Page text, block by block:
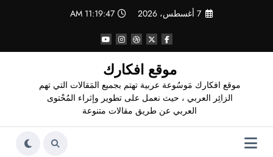
7 أغسطس، 2026 11:19:48 AM
موقع افكارك
موقع افكارك مَوسُوعة عربية تهتم بجميع المَقالات التي تهم
الزائِر العربي ، حيث نعمل على تطوير وإثراء المُحْتوى
العربي عن طريق مقالات متنوعة